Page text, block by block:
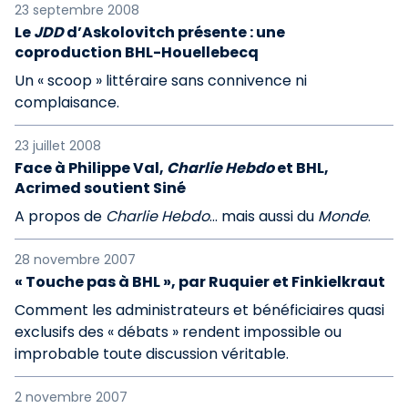
23 septembre 2008
LeJDDd’Askolovitch présente : une
coproduction BHL-Houellebecq
Un « scoop » littéraire sans connivence ni
complaisance.
23 juillet 2008
Face à Philippe Val, Charlie Hebdoet BHL,
Acrimed soutient Siné
A propos de Charlie Hebdo... mais aussi du Monde.
28 novembre 2007
« Touche pas à BHL », par Ruquier et Finkielkraut
Comment les administrateurs et bénéficiaires quasi
exclusifs des « débats » rendent impossible ou
improbable toute discussion véritable.
2 novembre 2007